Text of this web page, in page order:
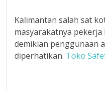
Kalimantan salah sat
masyarakatnya
demikian penggunaan
diperhatikan. Toko